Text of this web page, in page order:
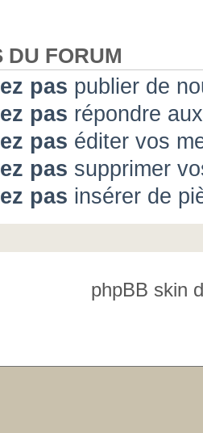
DU FORUM
pas publier de
pas répondre
pas éditer vos
pas supprimer
pas insérer de
phpBB skin